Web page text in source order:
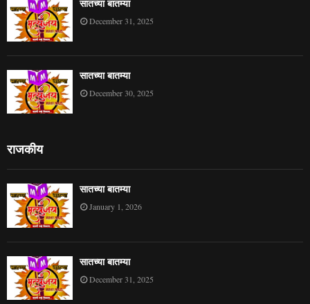
सातच्या बातम्या
December 31, 2025
सातच्या बातम्या
December 30, 2025
राजकीय
सातच्या बातम्या
January 1, 2026
सातच्या बातम्या
December 31, 2025